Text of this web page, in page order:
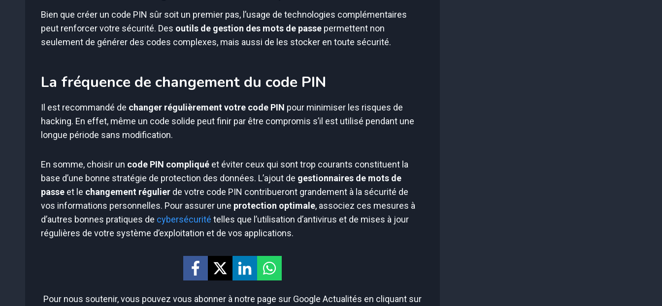
Bien que créer un code PIN sûr soit un premier pas, l’usage de technologies complémentaires
peut renforcer votre sécurité. Des outils de gestion des mots de passe permettent non
seulement de générer des codes complexes, mais aussi de les stocker en toute sécurité.
La fréquence de changement du code PIN
Il est recommandé de changer régulièrement votre code PIN pour minimiser les risques de
hacking. En effet, même un code solide peut finir par être compromis s’il est utilisé pendant une
longue période sans modification.
En somme, choisir un code PIN compliqué et éviter ceux qui sont trop courants constituent la
base d’une bonne stratégie de protection des données. L’ajout de gestionnaires de mots de
passe et le changement régulier de votre code PIN contribueront grandement à la sécurité de
vos informations personnelles. Pour assurer une protection optimale, associez ces mesures à
d’autres bonnes pratiques de cybersécurité telles que l’utilisation d’antivirus et de mises à jour
régulières de votre système d’exploitation et de vos applications.
Pour nous soutenir, vous pouvez vous abonner à notre page sur Google Actualités en cliquant sur